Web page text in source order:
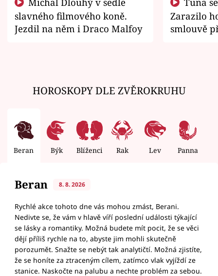
slavného filmového koně.
Jezdil na něm i Draco Malfoy
Zarazilo
smlouvě
HOROSKOPY DLE ZVĚROKRUHU
Beran Býk Blíženci Rak Lev Panna
Beran 8. 8. 2026
Rychlé akce tohoto dne vás mohou zmást, Berani.
Nedivte se, že vám v hlavě víří poslední události týkající
se lásky a romantiky. Možná budete mít pocit, že se věci
dějí příliš rychle na to, abyste jim mohli skutečně
porozumět. Snažte se nebýt tak analytičtí. Možná zjistíte,
že se honíte za ztraceným cílem, zatímco vlak vyjíždí ze
stanice. Naskočte na palubu a nechte problém za sebou.